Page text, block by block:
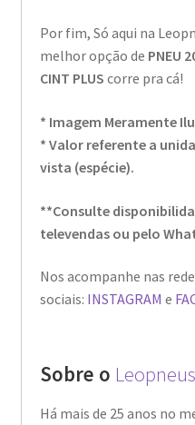
Por fim, Só aqui na
melhor opção de PNEU
CINT PLUS corre pra cá!
* Imagem Meramente
* Valor referente a
vista (espécie).
**Consulte
televendas ou pelo
Nos acompanhe nas
sociais: INSTAGRAM e
Sobre o Leopneus
Há mais de 25 anos no